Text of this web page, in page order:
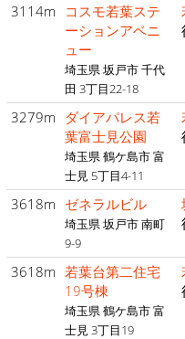
3114m
コスモ若葉ステ
ーションアベニ
ュー
埼玉県 坂戸市 千代
田 3丁目22-18
3279m
ダイアパレス若
葉富士見公園
埼玉県 鶴ケ島市 富
士見 5丁目4-11
3618m ゼネラルビル
埼玉県 坂戸市 南町
9-9
3618m 若葉台第二住宅
19号棟
埼玉県 鶴ケ島市 富
士見 3丁目19